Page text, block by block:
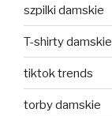
szpilki damskie
T-shirty damskie
tiktok trends
torby damskie